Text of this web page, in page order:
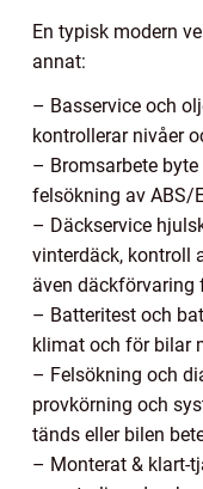
En typisk modern
annat:
– Basservice och
kontrollerar nivåer
– Bromsarbete
felsökning av ABS/
– Däckservice
vinterdäck, kontroll
även däckförvaring
– Batteritest och
klimat och för bilar
– Felsökning och
provkörning och
tänds eller bilen
– Monterat & klart-